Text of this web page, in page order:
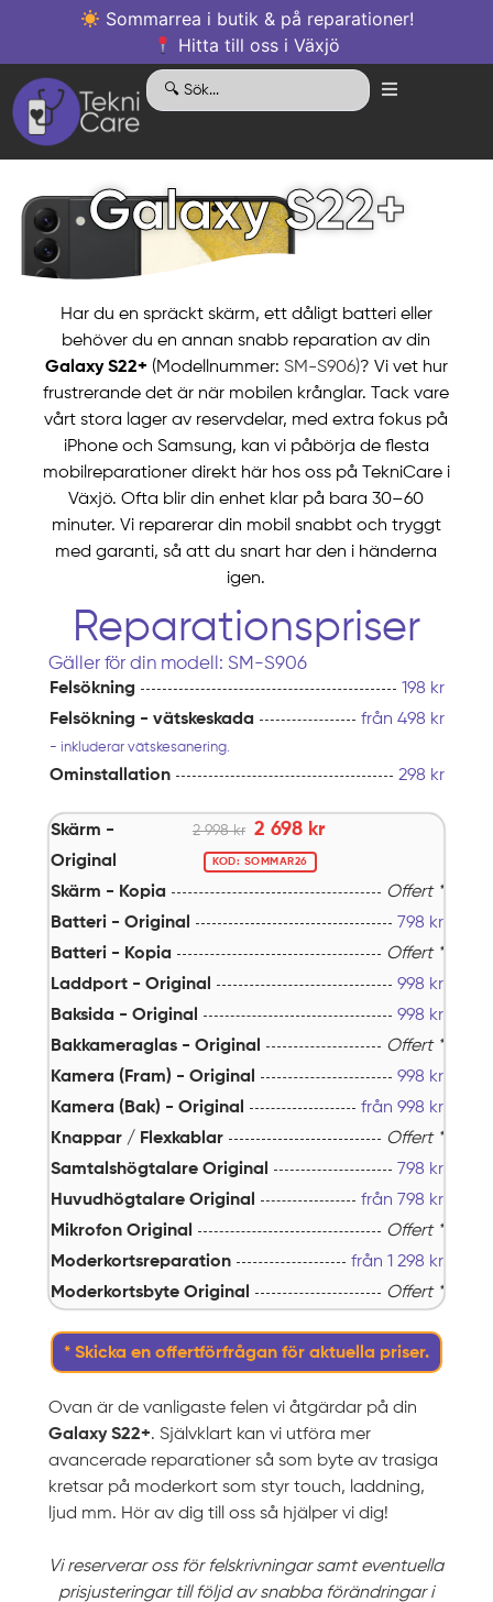
Sommarrea i butik & på reparationer!
Hitta till oss i Växjö
Galaxy S22+
Har du en spräckt skärm, ett dåligt batteri eller
behöver du en annan snabb reparation av din
Galaxy S22+ (Modellnummer: SM-S906)? Vi vet hur
frustrerande det är när mobilen krånglar. Tack vare
vårt stora lager av reservdelar, med extra fokus på
iPhone och Samsung, kan vi påbörja de flesta
mobilreparationer direkt här hos oss på TekniCare i
Växjö. Ofta blir din enhet klar på bara 30–60
minuter. Vi reparerar din mobil snabbt och tryggt
med garanti, så att du snart har den i händerna
igen.
Reparationspriser
Gäller för din modell: SM-S906
Felsökning
198 kr
Felsökning - vätskeskada
från 498 kr
- inkluderar vätskesanering.
Ominstallation 298 kr
Skärm -
Original
2 998 kr 2 698 kr
KOD: SOMMAR26
Skärm - Kopia
Offert *
Batteri - Original
798 kr
Batteri - Kopia
Offert *
Laddport - Original
998 kr
Baksida - Original
998 kr
Bakkameraglas - Original
Offert *
Kamera (Fram) - Original
998 kr
Kamera (Bak) - Original
från998 kr
Knappar / Flexkablar
Offert *
Samtalshögtalare Original
798 kr
Huvudhögtalare Original
från 798 kr
Mikrofon Original
Offert *
Moderkortsreparation
från1 298 kr
Moderkortsbyte Original
Offert *
* Skicka en offertförfrågan för aktuella priser.
Ovan är de vanligaste felen vi åtgärdar på din
Galaxy S22+. Självklart kan vi utföra mer
avancerade reparationer så som byte av trasiga
kretsar på moderkort som styr touch, laddning,
ljud mm. Hör av dig till oss så hjälper vi dig!
Vi reserverar oss för felskrivningar samt eventuella
prisjusteringar till följd av snabba förändringar i